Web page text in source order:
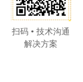
扫码 • 技术沟通
解决方案